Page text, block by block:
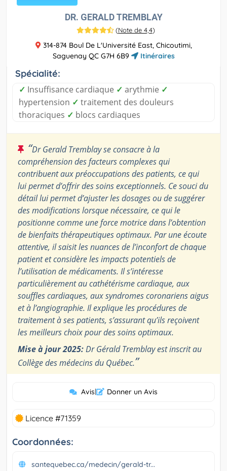
DR. GERALD TREMBLAY
(Note de 4,4)
314-874 Boul De L'Université East, Chicoutimi,
Saguenay QC G7H 6B9
Itinéraires
Spécialité:
✓ Insuffisance cardiaque ✓ arythmie ✓
hypertension ✓ traitement des douleurs
thoraciques ✓ blocs cardiaques
“Dr Gerald Tremblay se consacre à la
compréhension des facteurs complexes qui
contribuent aux préoccupations des patients, ce qui
lui permet d’offrir des soins exceptionnels. Ce souci du
détail lui permet d’ajuster les dosages ou de suggérer
des modifications lorsque nécessaire, ce qui le
positionne comme une force motrice dans l’obtention
de bienfaits thérapeutiques optimaux. Par une écoute
attentive, il saisit les nuances de l’inconfort de chaque
patient et considère les impacts potentiels de
l’utilisation de médicaments. Il s’intéresse
particulièrement au cathétérisme cardiaque, aux
souffles cardiaques, aux syndromes coronariens aigus
et à l’angiographie. Il explique les procédures de
traitement à ses patients, s’assurant qu’ils reçoivent
les meilleurs choix pour des soins optimaux.
Mise à jour 2025:Dr Gérald Tremblay est inscrit au
Collège des médecins du Québec.”
Avis| Donner un Avis
Licence #71359
Coordonnées:
santequebec.ca/medecin/gerald-tr...